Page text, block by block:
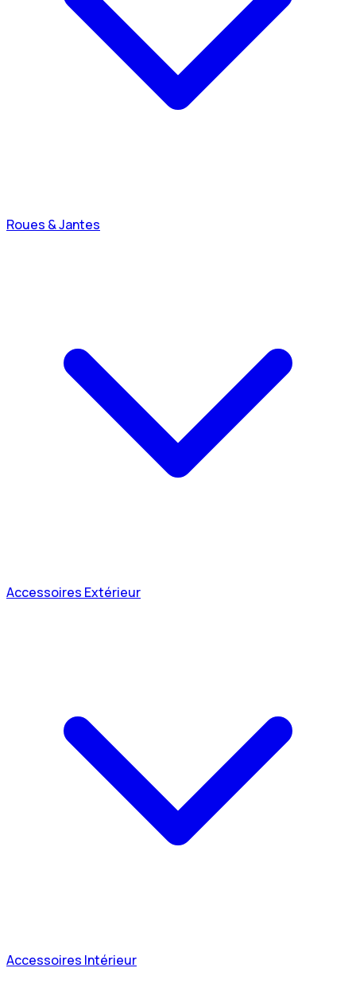
Roues & Jantes
Accessoires Extérieur
Accessoires Intérieur